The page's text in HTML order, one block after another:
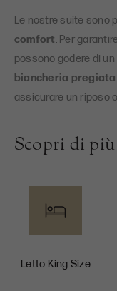
Le nostre suite sono
comfort. Per
possono godere di
biancheria pregiata
assicurare un riposo
Scopri di più
Letto King Size